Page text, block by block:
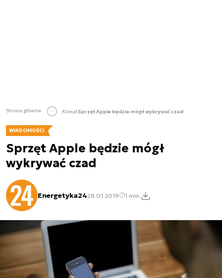
Strona główna KlimatSprzęt Apple będzie mógł wykrywać czad
WIADOMOŚCI
Sprzęt Apple będzie mógł
wykrywać czad
Energetyka2428.01.2019 1 min.